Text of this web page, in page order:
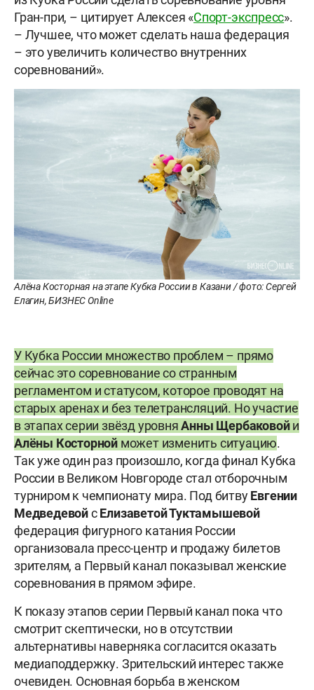
Гран-при, – цитирует Алексея «Спорт-экспресс».
– Лучшее, что может сделать наша федерация
– это увеличить количество внутренних
соревнований».
Алёна Косторная на этапе Кубка России в Казани / фото: Сергей
Елагин, БИЗНЕС Online
У Кубка России множество проблем – прямо
сейчас это соревнование со странным
регламентом и статусом, которое проводят на
старых аренах и без телетрансляций. Но участие
в этапах серии звёзд уровняАнны Щербаковойи
Алёны Косторной может изменить ситуацию.
Так уже один раз произошло, когда финал Кубка
России в Великом Новгороде стал отборочным
турниром к чемпионату мира. Под битвуЕвгении
МедведевойсЕлизаветой Туктамышевой
федерация фигурного катания России
организовала пресс-центр и продажу билетов
зрителям, а Первый канал показывал женские
соревнования в прямом эфире.
К показу этапов серии Первый канал пока что
смотрит скептически, но в отсутствии
альтернативы наверняка согласится оказать
медиаподдержку. Зрительский интерес также
очевиден. Основная борьба в женском